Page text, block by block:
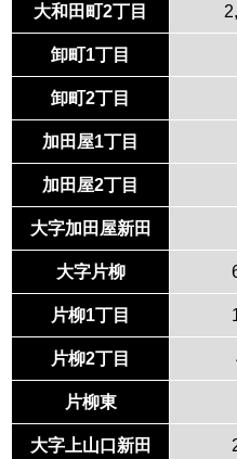
大和田町2丁目
卸町1丁目
卸町2丁目
加田屋1丁目
加田屋2丁目
大字加田屋新田
大字片柳
片柳1丁目
片柳2丁目
片柳東
大字上山口新田